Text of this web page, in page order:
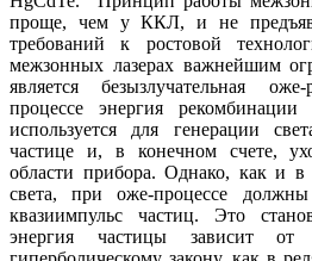
проще, чем у ККЛ, и не
требований к ростовой
межзонных лазерах важнейшим
является безызлучательная
процессе энергия
используется для генерации
частице и, в конечном счете,
области прибора. Однако, как и в
света, при оже-процессе
квазиимпульс частиц. Это
энергия частицы зависит от